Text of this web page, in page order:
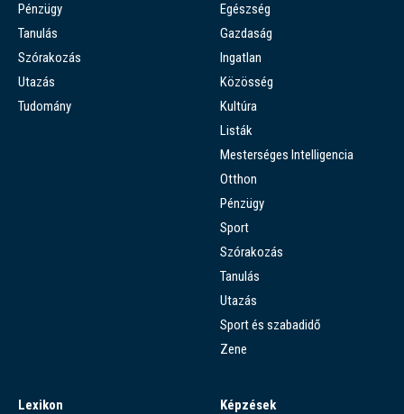
Pénzügy
Tanulás
Szórakozás
Utazás
Tudomány
Egészség
Gazdaság
Ingatlan
Közösség
Kultúra
Listák
Mesterséges Intelligencia
Otthon
Pénzügy
Sport
Szórakozás
Tanulás
Utazás
Sport és szabadidő
Zene
Lexikon
Képzések